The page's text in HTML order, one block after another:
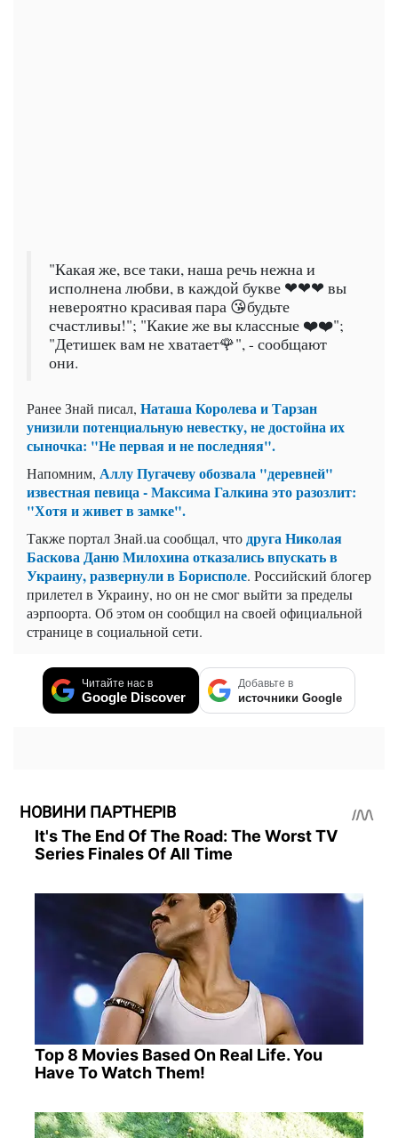
"Какая же, все таки, наша речь нежна и
исполнена любви, в каждой букве ❤❤❤ вы
невероятно красивая пара 😘будьте
счастливы!"; "Какие же вы классные ❤️❤️";
"Детишек вам не хватает🌹", - сообщают
они.
Ранее Знай писал, Наташа Королева и Тарзан
унизили потенциальную невестку, не достойна их
сыночка: "Не первая и не последняя".
Напомним, Аллу Пугачеву обозвала "деревней"
известная певица - Максима Галкина это разозлит:
"Хотя и живет в замке".
Также портал Знай.ua сообщал, чтодруга Николая
Баскова Даню Милохина отказались впускать в
Украину, развернули в Борисполе. Российский блогер
прилетел в Украину, но он не смог выйти за пределы
аэрпоорта. Об этом он сообщил на своей официальной
странице в социальной сети.
Читайте нас в
Google Discover
Добавьте в
источники Google
НОВИНИ ПАРТНЕРІВ
It's The End Of The Road: The Worst TV
Series Finales Of All Time
Top 8 Movies Based On Real Life. You
Have To Watch Them!